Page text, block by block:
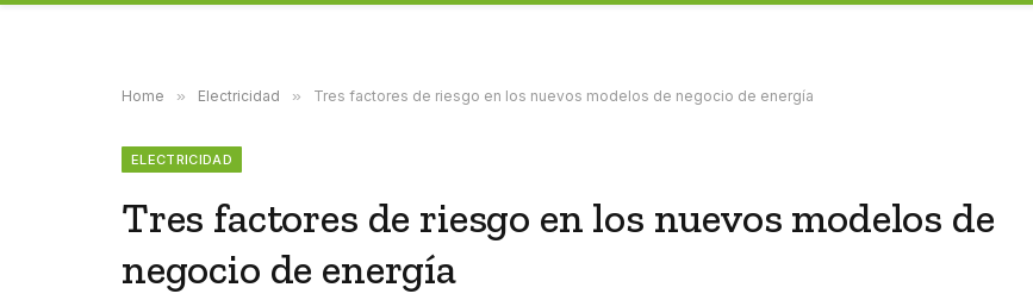
Home » Electricidad » Tres factores de riesgo en los nuevos modelos de negocio de energía
ELECTRICIDAD
Tres factores de riesgo en los nuevos modelos de
negocio de energía